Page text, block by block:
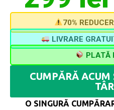
70%
LIVRARE
PLATĂ
CUMPĂRĂ
O SINGURĂ